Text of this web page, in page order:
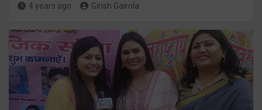
4 years ago Girish Gairola